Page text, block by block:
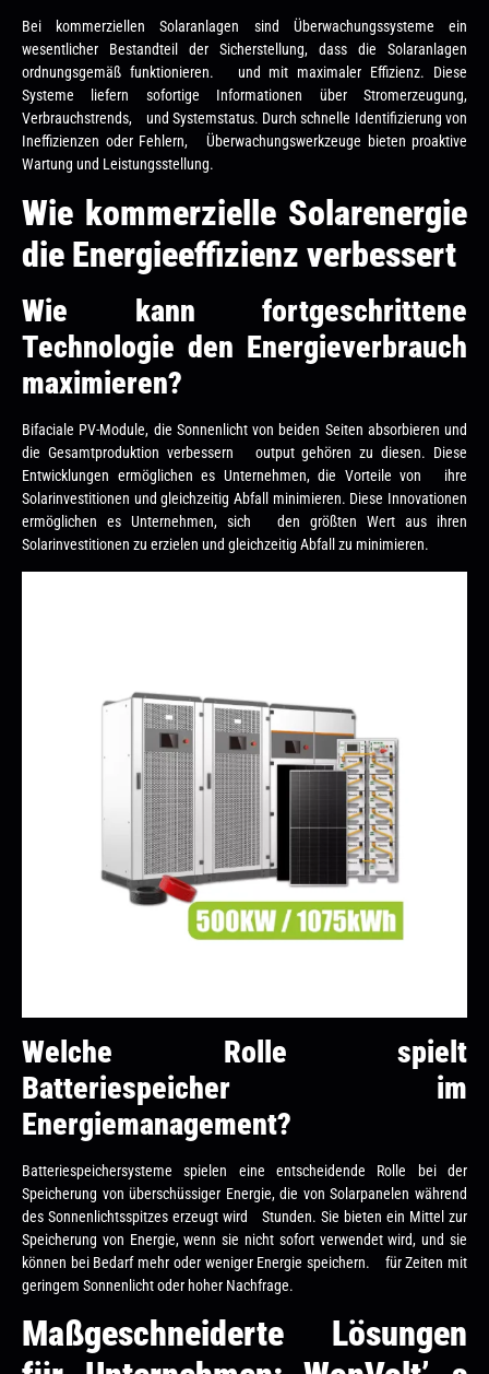
Bei kommerziellen Solaranlagen sind Überwachungssysteme ein
wesentlicher Bestandteil der Sicherstellung, dass die Solaranlagen
ordnungsgemäß funktionieren. und mit maximaler Effizienz. Diese
Systeme liefern sofortige Informationen über Stromerzeugung,
Verbrauchstrends, und Systemstatus. Durch schnelle Identifizierung von
Ineffizienzen oder Fehlern, Überwachungswerkzeuge bieten proaktive
Wartung und Leistungsstellung.
Wie kommerzielle Solarenergie
die Energieeffizienz verbessert
Wie kann fortgeschrittene
Technologie den Energieverbrauch
maximieren?
Bifaciale PV-Module, die Sonnenlicht von beiden Seiten absorbieren und
die Gesamtproduktion verbessern output gehören zu diesen. Diese
Entwicklungen ermöglichen es Unternehmen, die Vorteile von ihre
Solarinvestitionen und gleichzeitig Abfall minimieren. Diese Innovationen
ermöglichen es Unternehmen, sich den größten Wert aus ihren
Solarinvestitionen zu erzielen und gleichzeitig Abfall zu minimieren.
Welche Rolle spielt
Batteriespeicher im
Energiemanagement?
Batteriespeichersysteme spielen eine entscheidende Rolle bei der
Speicherung von überschüssiger Energie, die von Solarpanelen während
des Sonnenlichtsspitzes erzeugt wird Stunden. Sie bieten ein Mittel zur
Speicherung von Energie, wenn sie nicht sofort verwendet wird, und sie
können bei Bedarf mehr oder weniger Energie speichern. für Zeiten mit
geringem Sonnenlicht oder hoher Nachfrage.
Maßgeschneiderte Lösungen